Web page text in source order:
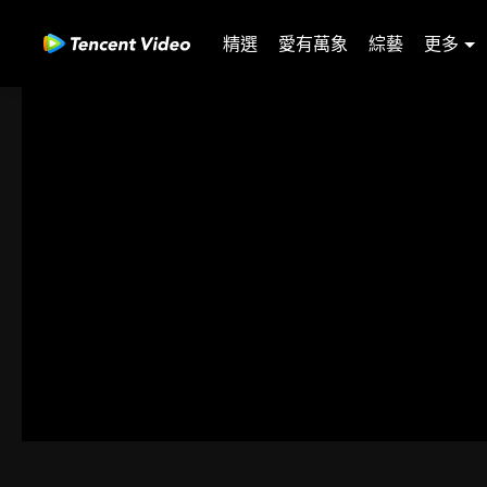
精選 愛有萬象 綜藝 更多